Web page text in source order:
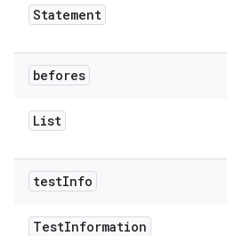
Statement
befores
List
testInfo
TestInformation